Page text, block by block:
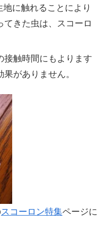
に触れることにより
きた虫は、スコーロ
接触時間にもよります
がありません。
スコーロン特集ページに